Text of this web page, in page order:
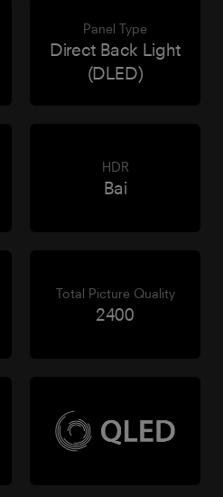
Panel Type
Direct Back Light
(DLED)
HDR
Bai
Total Picture Quality
2400